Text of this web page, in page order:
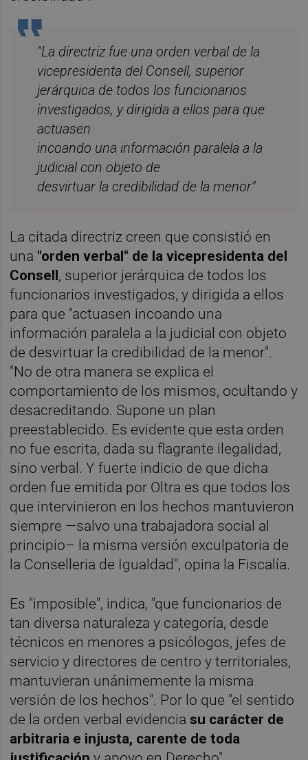
"La directriz fue una orden verbal de la
vicepresidenta del Consell, superior
jerárquica de todos los funcionarios
investigados, y dirigida a ellos para que
actuasen
incoando una información paralela a la
judicial con objeto de
desvirtuar la credibilidad de la menor"
La citada directriz creen que consistió en
una "orden verbal" de la vicepresidenta del
Consell, superior jerárquica de todos los
funcionarios investigados, y dirigida a ellos
para que "actuasen incoando una
información paralela a la judicial con objeto
de desvirtuar la credibilidad de la menor".
"No de otra manera se explica el
comportamiento de los mismos, ocultando y
desacreditando. Supone un plan
preestablecido. Es evidente que esta orden
no fue escrita, dada su flagrante ilegalidad,
sino verbal. Y fuerte indicio de que dicha
orden fue emitida por Oltra es que todos los
que intervinieron en los hechos mantuvieron
siempre —salvo una trabajadora social al
principio– la misma versión exculpatoria de
la Conselleria de Igualdad", opina la Fiscalía.
Es "imposible", indica, "que funcionarios de
tan diversa naturaleza y categoría, desde
técnicos en menores a psicólogos, jefes de
servicio y directores de centro y territoriales,
mantuvieran unánimemente la misma
versión de los hechos". Por lo que "el sentido
de la orden verbal evidenciasu carácter de
arbitraria e injusta, carente de toda